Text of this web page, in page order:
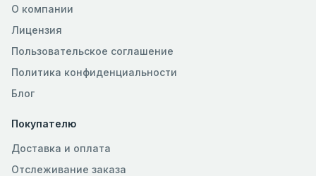
О компании
Лицензия
Пользовательское соглашение
Политика конфиденциальности
Блог
Покупателю
Доставка и оплата
Отслеживание заказа